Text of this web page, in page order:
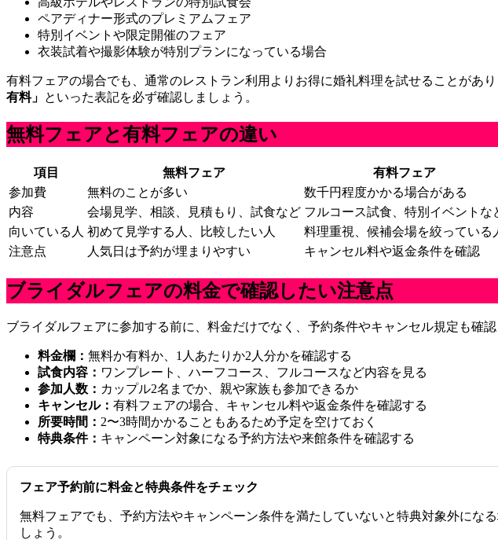
ペアディナー形式のプレミアムフェア
特別イベントや限定開催のフェア
衣装試着や撮影体験が特別プランになっている場合
有料フェアの場合でも、通常のレストラン利用よりお得に婚礼料理を試せることがあ
有料」 といった表記を必ず確認しましょう。
無料フェアと有料フェアの違い
項目 無料フェア
有料フェア
参加費
無料のことが多い
数千円程度かかる場合がある
内容
会場見学、相談、見積もり、試食など フルコース試食、特別イベントな
向いている人 初めて見学する人、比較したい人
料理重視、候補会場を絞っている
注意点
人気日は予約が埋まりやすい キャンセル料や返金条件を確認
ブライダルフェアの料金で確認したい注意点
ブライダルフェアに参加する前に、料金だけでなく、予約条件やキャンセル規定も確認
料金欄： 無料か有料か、1人あたりか2人分かを確認する
試食内容： ワンプレート、ハーフコース、フルコースなど内容を見る
参加人数： カップル2名までか、親や家族も参加できるか
キャンセル： 有料フェアの場合、キャンセル料や返金条件を確認する
所要時間： 2〜3時間かかることもあるため予定を空けておく
特典条件： キャンペーン対象になる予約方法や来館条件を確認する
フェア予約前に料金と特典条件をチェック
無料フェアでも、予約方法やキャンペーン条件を満たしていないと特典対象外にな
しょう。